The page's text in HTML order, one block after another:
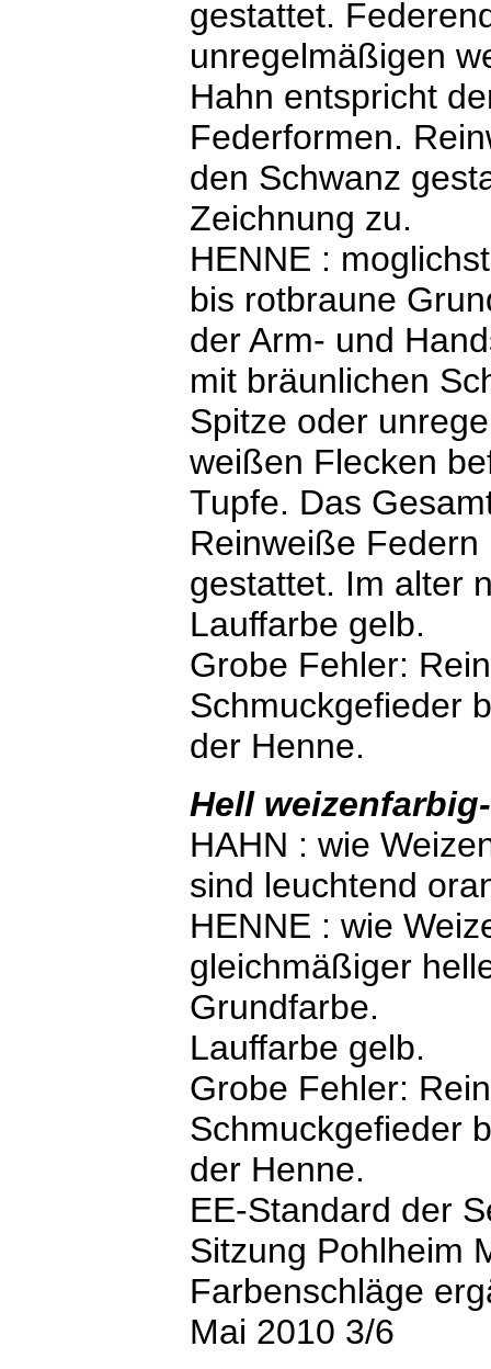
gestattet.
unregelmäßigen
Hahn entspricht
Federformen.
den Schwanz
Zeichnung zu.
HENNE :
bis rotbraune
der Arm- und
mit bräunlichen
Spitze oder
weißen Flecken
Tupfe. Das
Reinweiße
gestattet. Im alter
Lauffarbe gelb.
Grobe Fehler:
Schmuckgefieder
der Henne.
Hell
HAHN : wie
sind leuchtend
HENNE : wie
gleichmäßiger
Grundfarbe.
Lauffarbe gelb.
Grobe Fehler:
Schmuckgefieder
der Henne.
EE-Standard der
Sitzung Pohlheim
Farbenschläge
Mai 2010 3/6